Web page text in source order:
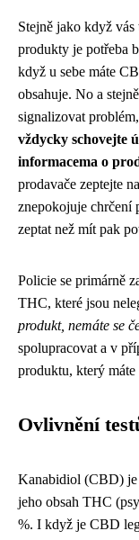
Stejně jako když vás
produkty je potřeba
když u sebe máte
obsahuje. No a
signalizovat
vždycky schovejte
informacema o
prodavače zeptejte
znepokojuje chrčení
zeptat než mít pak
Policie se primárně
THC, které jsou
produkt, nemáte se
spolupracovat a v
produktu, který máte
Ovlivnění
Kanabidiol (CBD) je
jeho obsah THC
%. I když je CBD